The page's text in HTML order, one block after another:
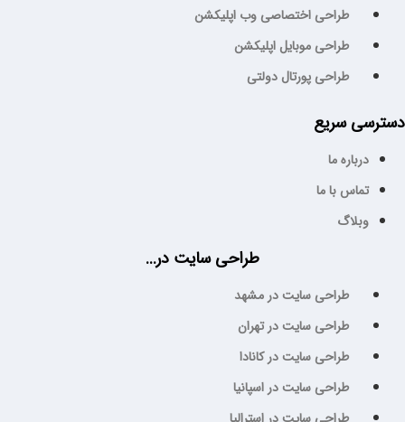
طراحی اختصاصی وب اپلیکشن
طراحی موبایل اپلیکشن
طراحی پورتال دولتی
دسترسی سریع
درباره ما
تماس با ما
وبلاگ
طراحی سایت در...
طراحی سایت در مشهد
طراحی سایت در تهران
طراحی سایت در کانادا
طراحی سایت در اسپانیا
طراحی سایت در استرالیا